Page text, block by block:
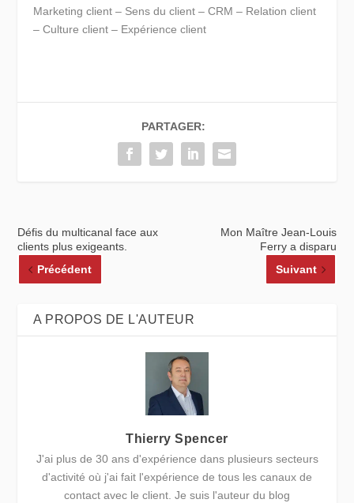
Marketing client – Sens du client – CRM – Relation client
– Culture client – Expérience client
PARTAGER:
Défis du multicanal face aux
clients plus exigeants.
Précédent
Mon Maître Jean-Louis
Ferry a disparu
Suivant
A PROPOS DE L'AUTEUR
Thierry Spencer
J'ai plus de 30 ans d'expérience dans plusieurs secteurs
d'activité où j'ai fait l'expérience de tous les canaux de
contact avec le client. Je suis l'auteur du blog